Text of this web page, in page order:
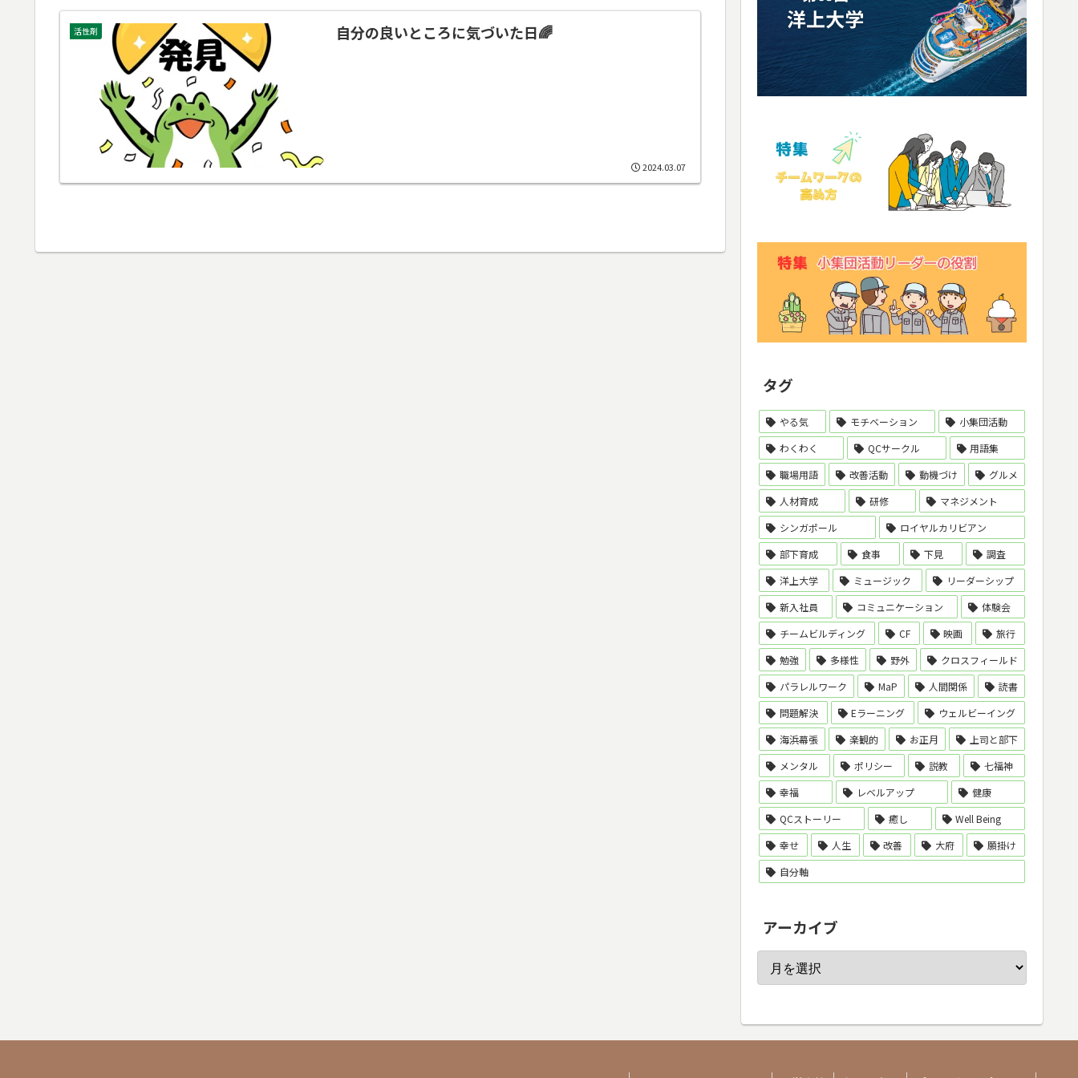
活性剤 自分の良いところに気づいた日🌈
2024.03.07
タグ
やる気 モチベーション
小集団活動
わくわく
QCサークル
用語集
職場用語
改善活動 動機づけ
グルメ
人材育成
研修
マネジメント
シンガポール
ロイヤルカリビアン
部下育成
食事 下見
調査
洋上大学
ミュージック
リーダーシップ
新入社員
コミュニケーション
体験会
チームビルディング
CF 映画
旅行
勉強
多様性 野外
クロスフィールド
パラレルワーク
MaP 人間関係
読書
問題解決
Eラーニング
ウェルビーイング
海浜幕張
楽観的 お正月
上司と部下
メンタル
ポリシー 説教
七福神
幸福
レベルアップ
健康
QCストーリー
癒し
Well Being
幸せ
人生 改善 大府
願掛け
自分軸
アーカイブ